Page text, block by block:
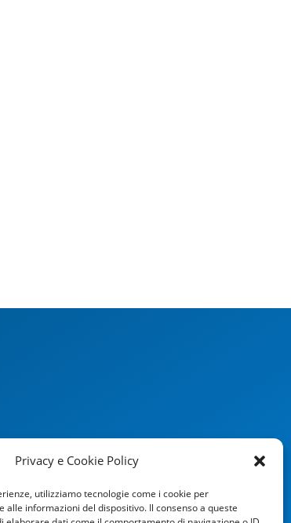
Privacy e Cookie Policy
utilizziamo tecnologie come i cookie per
alle informazioni del dispositivo. Il consenso a queste